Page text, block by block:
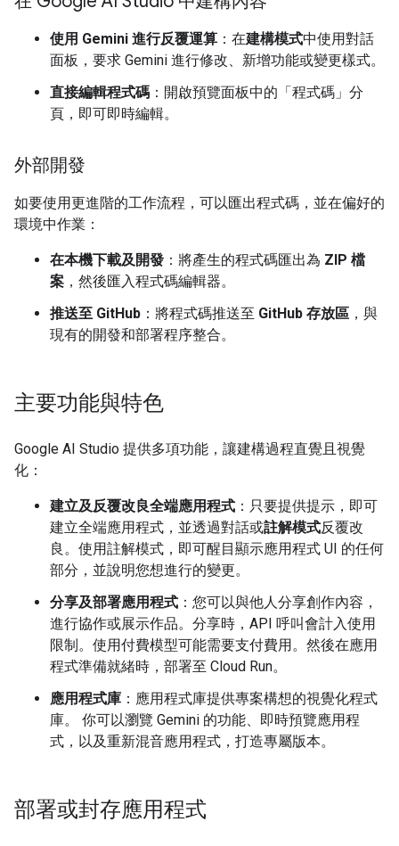
使用 Gemini 進行反覆運算 ：在建構模式中使用對話
面板，要求 Gemini 進行修改、新增功能或變更樣式。
直接編輯程式碼 ：開啟預覽面板中的「程式碼」分
頁 ，即可即時編輯。
外部開發
如要使用更進階的工作流程，可以匯出程式碼，並在偏好的
環境中作業：
在本機下載及開發 ：將產生的程式碼匯出為 ZIP 檔
案 ，然後匯入程式碼編輯器。
推送至 GitHub ：將程式碼推送至 GitHub 存放區 ，與
現有的開發和部署程序整合。
主要功能與特色
Google AI Studio 提供多項功能，讓建構過程直覺且視覺
化：
建立及反覆改良全端應用程式 ：只要提供提示，即可
建立全端應用程式，並透過對話或註解模式反覆改
良。使用註解模式，即可醒目顯示應用程式 UI 的任何
部分，並說明您想進行的變更。
分享及部署應用程式 ：您可以與他人分享創作內容，
進行協作或展示作品。分享時，API 呼叫會計入使用
限制。使用付費模型可能需要支付費用。然後在應用
程式準備就緒時，部署至 Cloud Run。
應用程式庫 ：應用程式庫提供專案構想的視覺化程式
庫。 你可以瀏覽 Gemini 的功能、即時預覽應用程
式，以及重新混音應用程式，打造專屬版本。
部署或封存應用程式